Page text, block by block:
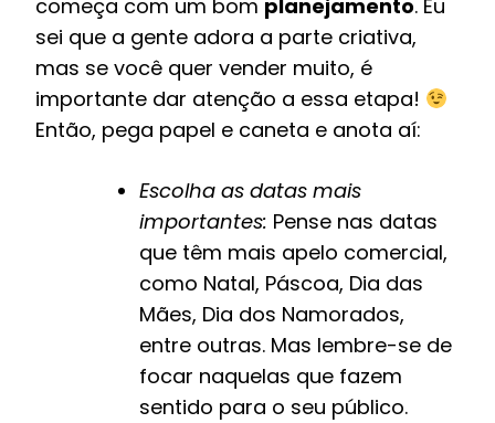
começa com um bom planejamento. Eu
sei que a gente adora a parte criativa,
mas se você quer vender muito, é
importante dar atenção a essa etapa!
Então, pega papel e caneta e anota aí:
Escolha as datas mais
importantes: Pense nas datas
que têm mais apelo comercial,
como Natal, Páscoa, Dia das
Mães, Dia dos Namorados,
entre outras. Mas lembre-se de
focar naquelas que fazem
sentido para o seu público.